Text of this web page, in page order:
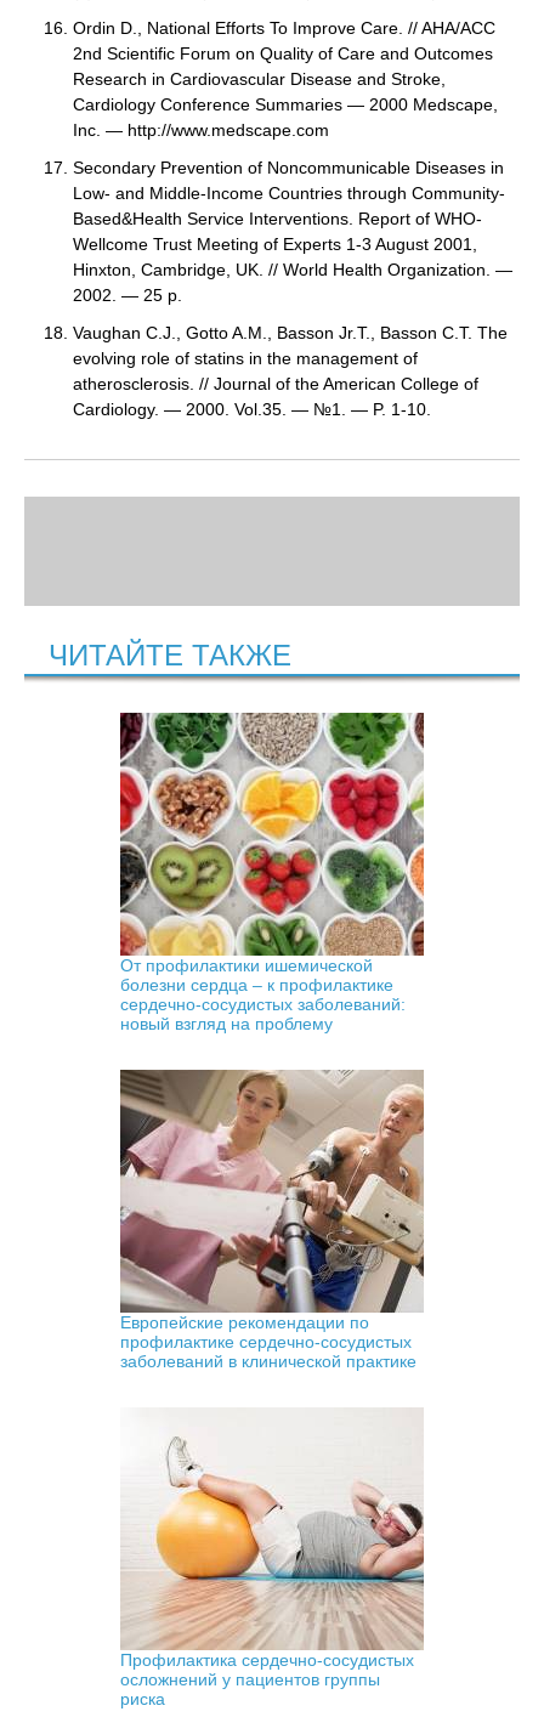
Ordin D., National Efforts To Improve Care. // AHA/ACC
2nd Scientific Forum on Quality of Care and Outcomes
Research in Cardiovascular Disease and Stroke,
Cardiology Conference Summaries — 2000 Medscape,
Inc. — http://www.medscape.com
Secondary Prevention of Noncommunicable Diseases in
Low- and Middle-Income Countries through Community-
Based&Health Service Interventions. Report of WHO-
Wellcome Trust Meeting of Experts 1-3 August 2001,
Hinxton, Cambridge, UK. // World Health Organization. —
2002. — 25 p.
Vaughan C.J., Gotto A.M., Basson Jr.T., Basson C.T. The
evolving role of statins in the management of
atherosclerosis. // Journal of the American College of
Cardiology. — 2000. Vol.35. — №1. — P. 1-10.
ЧИТАЙТЕ ТАКЖЕ
От профилактики ишемической
болезни сердца – к профилактике
сердечно-сосудистых заболеваний:
новый взгляд на проблему
Европейские рекомендации по
профилактике сердечно-сосудистых
заболеваний в клинической практике
Профилактика сердечно-сосудистых
осложнений у пациентов группы
риска